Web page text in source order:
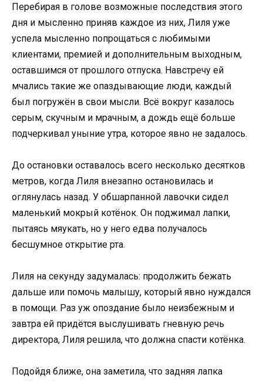
Перебирая в голове возможные последствия этого
дня и мысленно приняв каждое из них, Лиля уже
успела мысленно попрощаться с любимыми
клиентами, премией и дополнительным выходным,
оставшимся от прошлого отпуска. Навстречу ей
мчались такие же опаздывающие люди, каждый
был погружён в свои мысли. Всё вокруг казалось
серым, скучным и мрачным, а дождь ещё больше
подчеркивал уныние утра, которое явно не задалось.
До остановки оставалось всего несколько десятков
метров, когда Лиля внезапно остановилась и
оглянулась назад. У обшарпанной лавочки сидел
маленький мокрый котёнок. Он поджимал лапки,
пытаясь мяукать, но у него едва получалось
бесшумное открытие рта.
Лиля на секунду задумалась: продолжить бежать
дальше или помочь малышу, который явно нуждался
в помощи. Раз уж опоздание было неизбежным и
завтра ей придётся выслушивать гневную речь
директора, Лиля решила, что должна спасти котёнка.
Подойдя ближе, она заметила, что задняя лапка